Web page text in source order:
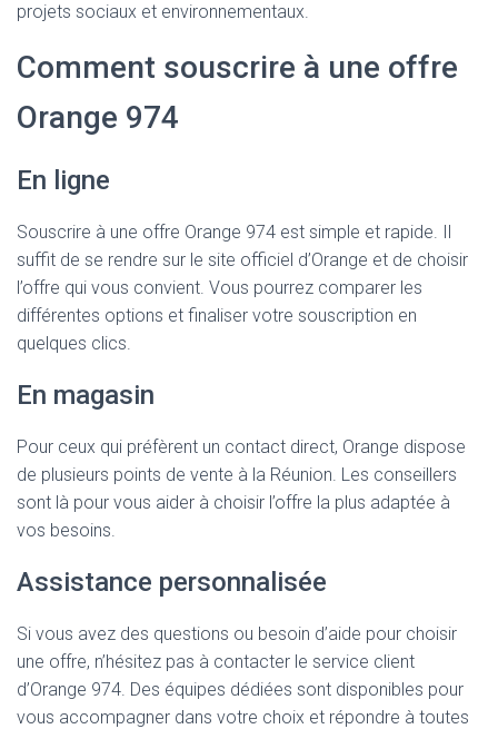
projets sociaux et environnementaux.
Comment souscrire à une offre
Orange 974
En ligne
Souscrire à une offre Orange 974 est simple et rapide. Il
suffit de se rendre sur le site officiel d’Orange et de choisir
l’offre qui vous convient. Vous pourrez comparer les
différentes options et finaliser votre souscription en
quelques clics.
En magasin
Pour ceux qui préfèrent un contact direct, Orange dispose
de plusieurs points de vente à la Réunion. Les conseillers
sont là pour vous aider à choisir l’offre la plus adaptée à
vos besoins.
Assistance personnalisée
Si vous avez des questions ou besoin d’aide pour choisir
une offre, n’hésitez pas à contacter le service client
d’Orange 974. Des équipes dédiées sont disponibles pour
vous accompagner dans votre choix et répondre à toutes